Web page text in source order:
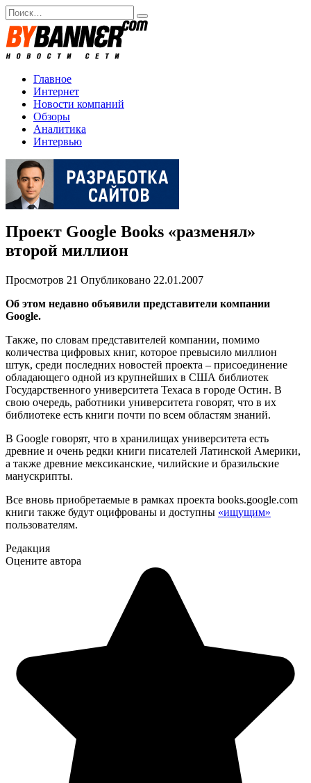
Перейти
к
содержанию
Search
for:
Главное
Интернет
Новости компаний
Обзоры
Аналитика
Интервью
Проект Google Books «разменял»
второй миллион
Просмотров 21 Опубликовано 22.01.2007
Об этом недавно объявили представители компании
Google.
Также, по словам представителей компании, помимо
количества цифровых книг, которое превысило миллион
штук, среди последних новостей проекта – присоединение
обладающего одной из крупнейших в США библиотек
Государственного университета Техаса в городе Остин. В
свою очередь, работники университета говорят, что в их
библиотеке есть книги почти по всем областям знаний.
В Google говорят, что в хранилищах университета есть
древние и очень редки книги писателей Латинской Америки,
а также древние мексиканские, чилийские и бразильские
манускрипты.
Все вновь приобретаемые в рамках проекта books.google.com
книги также будут оцифрованы и доступны «ищущим»
пользователям.
Редакция
Оцените автора